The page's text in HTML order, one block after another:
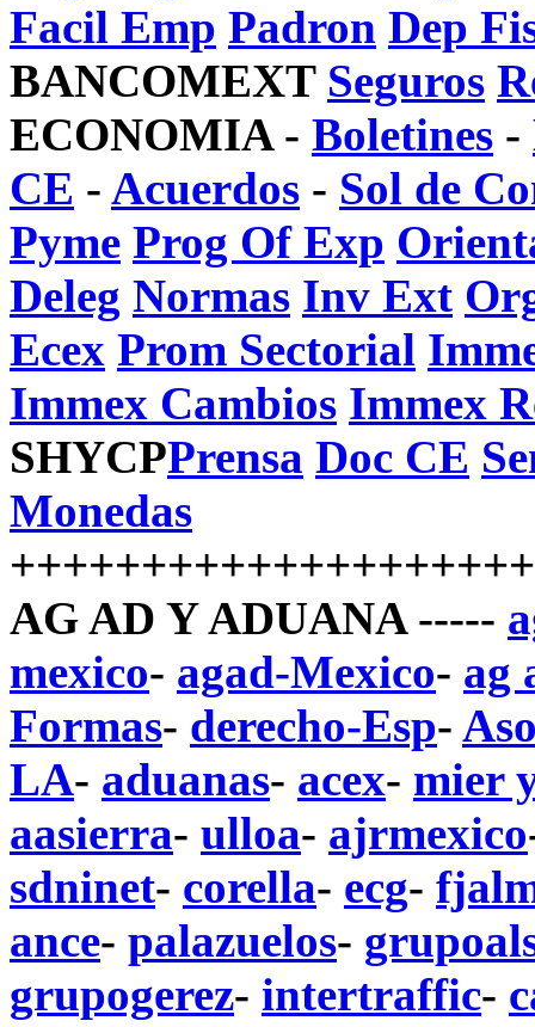
Facil Emp Padron Dep
BANCOMEXT Seguros
ECONOMIA - Boletines -
CE - Acuerdos - Sol de
Pyme Prog Of Exp
Deleg Normas Inv Ext
Ecex Prom Sectorial
Immex Cambios Immex
SHYCPPrensa Doc CE
Monedas
AG AD Y ADUANA -----
mexico- agad-Mexico- ag
Formas- derecho-Esp-
LA- aduanas- acex- mier
aasierra- ulloa- ajrmexico
sdninet- corella- ecg-
ance- palazuelos-
grupogerez- intertraffic-